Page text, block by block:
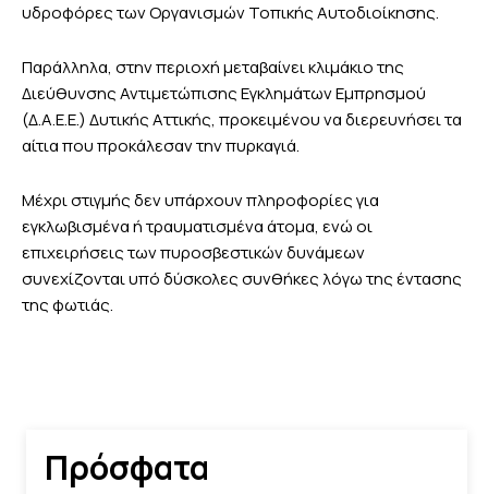
υδροφόρες των Οργανισμών Τοπικής Αυτοδιοίκησης.
Παράλληλα, στην περιοχή μεταβαίνει κλιμάκιο της
Διεύθυνσης Αντιμετώπισης Εγκλημάτων Εμπρησμού
(Δ.Α.Ε.Ε.) Δυτικής Αττικής, προκειμένου να διερευνήσει τα
αίτια που προκάλεσαν την πυρκαγιά.
Μέχρι στιγμής δεν υπάρχουν πληροφορίες για
εγκλωβισμένα ή τραυματισμένα άτομα, ενώ οι
επιχειρήσεις των πυροσβεστικών δυνάμεων
συνεχίζονται υπό δύσκολες συνθήκες λόγω της έντασης
της φωτιάς.
Πρόσφατα